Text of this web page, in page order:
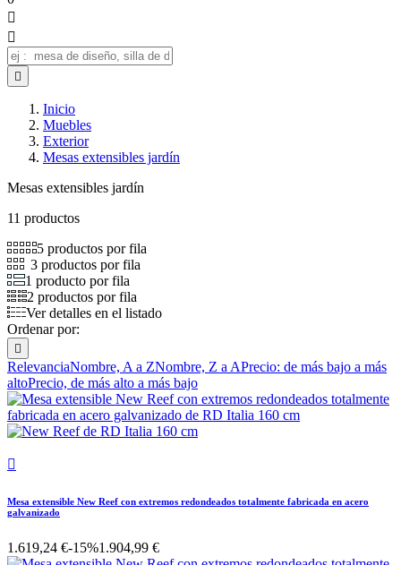



Inicio
Muebles
Exterior
Mesas extensibles jardín
Mesas extensibles jardín
11 productos
5 productos por fila
3 productos por fila
1 producto por fila
2 productos por fila
Ver detalles en el listado
Ordenar por:

RelevanciaNombre, A a ZNombre, Z a APrecio: de más bajo a más
altoPrecio, de más alto a más bajo

Mesa extensible New Reef con extremos redondeados totalmente fabricada en acero
galvanizado
1.619,24 €-15%1.904,99 €